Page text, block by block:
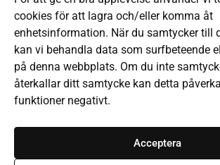
cookies för att lagra och/eller komma åt
enhetsinformation. När du samtycker till
kan vi behandla data som surfbeteende
på denna webbplats. Om du inte
återkallar ditt samtycke kan detta
funktioner negativt.
Acceptera
Läsa på olika sätt
Frågor och svar
Låneregler